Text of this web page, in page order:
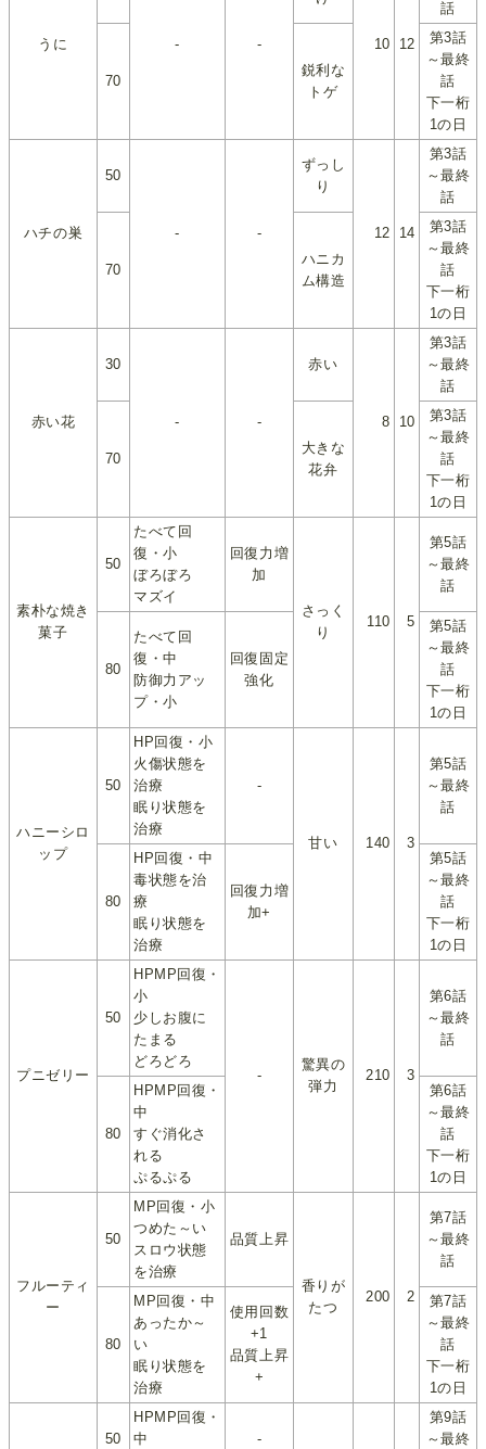
うに - - 10 12
話
70
鋭利な
トゲ
第3話
～最終
話
下一桁
1の日
ハチの巣
50
- -
ずっし
り
12 14
第3話
～最終
話
70
ハニカ
ム構造
第3話
～最終
話
下一桁
1の日
赤い花
30
- -
赤い
8 10
第3話
～最終
話
70
大きな
花弁
第3話
～最終
話
下一桁
1の日
素朴な焼き
菓子
50
たべて回
復・小
ぼろぼろ
マズイ
回復力増
加
さっく
り
110 5
第5話
～最終
話
80
たべて回
復・中
防御力アッ
プ・小
回復固定
強化
第5話
～最終
話
下一桁
1の日
ハニーシロ
ップ
50
HP回復・小
火傷状態を
治療
眠り状態を
治療
-
甘い 140 3
第5話
～最終
話
80
HP回復・中
毒状態を治
療
眠り状態を
治療
回復力増
加+
第5話
～最終
話
下一桁
1の日
プニゼリー
50
HPMP回復・
小
少しお腹に
たまる
どろどろ
-
驚異の
弾力
210 3
第6話
～最終
話
80
HPMP回復・
中
すぐ消化さ
れる
ぷるぷる
第6話
～最終
話
下一桁
1の日
フルーティ
ー
50
MP回復・小
つめた～い
スロウ状態
を治療
品質上昇
香りが
たつ
200 2
第7話
～最終
話
80
MP回復・中
あったか～
い
眠り状態を
治療
使用回数
+1
品質上昇
+
第7話
～最終
話
下一桁
1の日
50
HPMP回復・
中
-
第9話
～最終